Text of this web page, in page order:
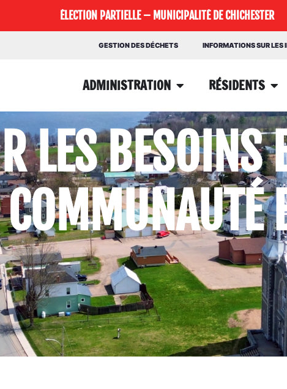
ÉLECTION PARTIELLE – MUNICIPALITÉ DE CHICHESTER
GESTION DES DÉCHETS INFORMATIONS SUR LES
ADMINISTRATION RÉSIDENTS
LES BESOINS